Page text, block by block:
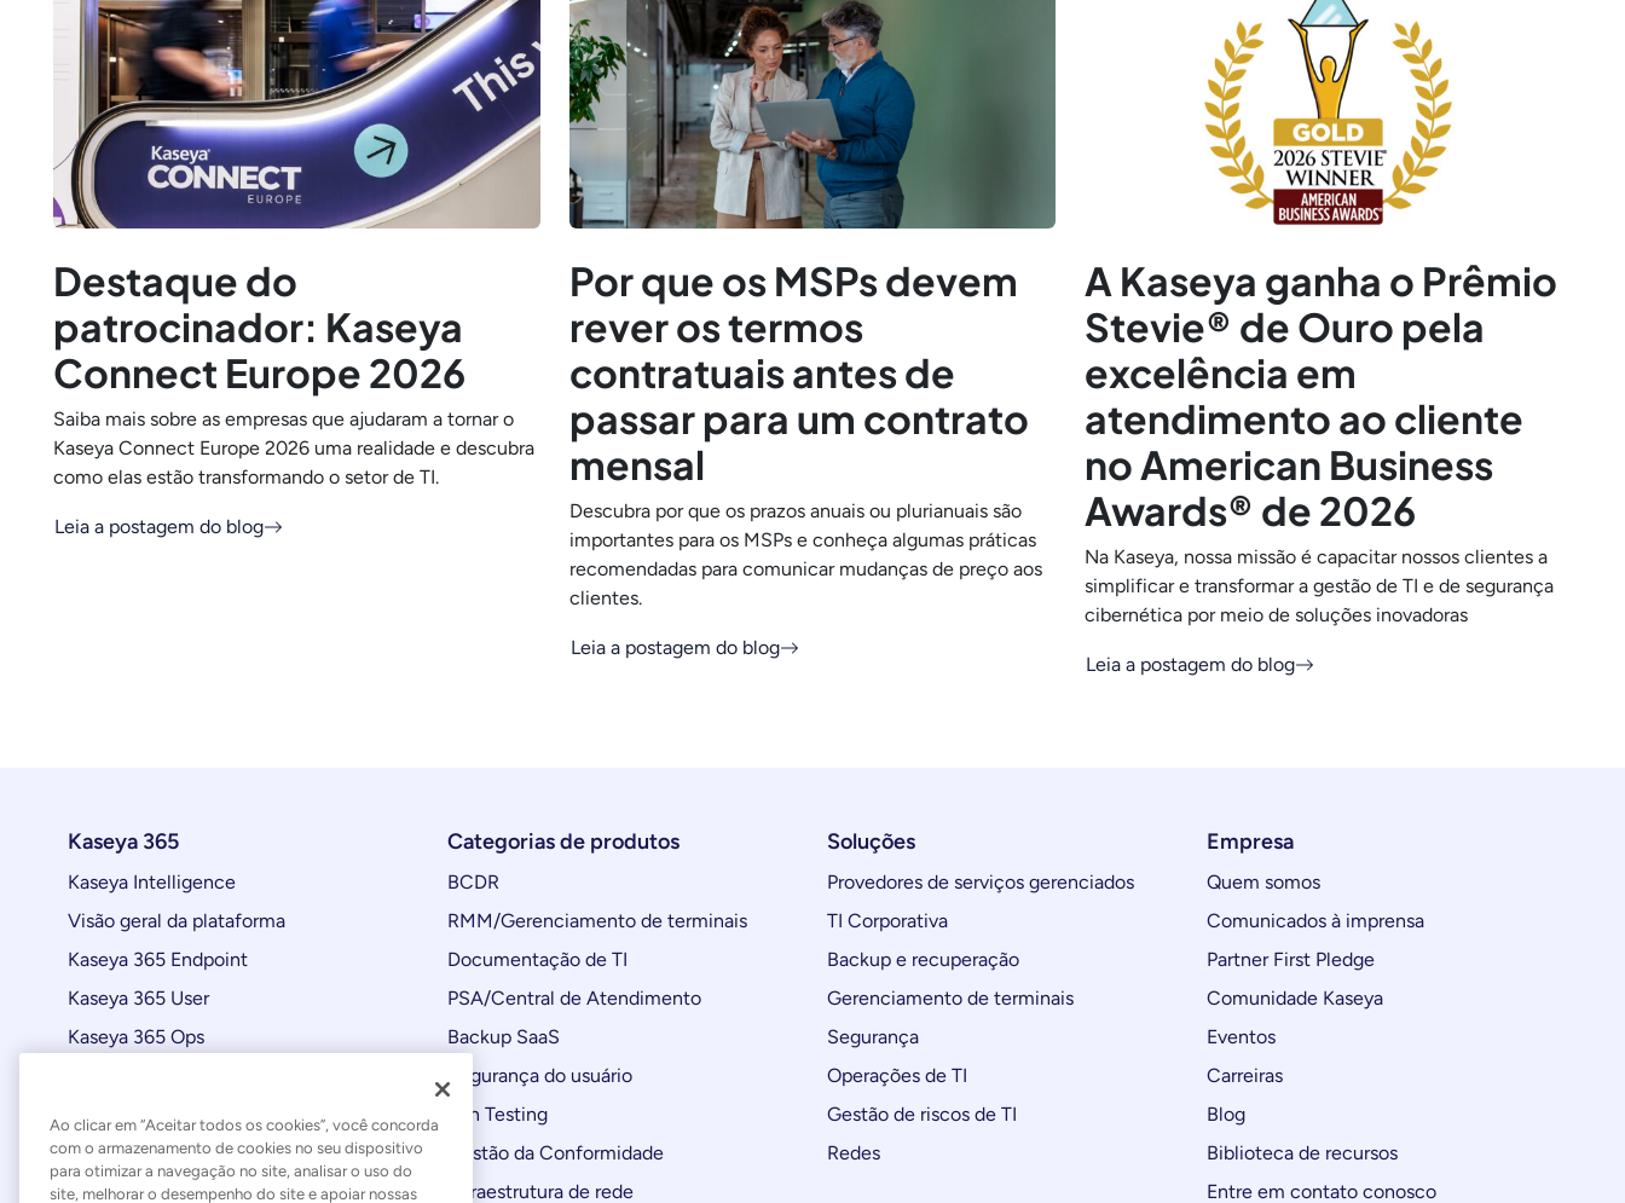
Destaque do
patrocinador: Kaseya
Connect Europe 2026
Saiba mais sobre as empresas que ajudaram a tornar o
Kaseya Connect Europe 2026 uma realidade e descubra
como elas estão transformando o setor de TI.
Leia a postagem do blog
Por que os MSPs devem
rever os termos
contratuais antes de
passar para um contrato
mensal
Descubra por que os prazos anuais ou plurianuais são
importantes para os MSPs e conheça algumas práticas
recomendadas para comunicar mudanças de preço aos
clientes.
Leia a postagem do blog
A Kaseya ganha o Prêmio
Stevie® de Ouro pela
excelência em
atendimento ao cliente
no American Business
Awards® de 2026
Na Kaseya, nossa missão é capacitar nossos clientes a
simplificar e transformar a gestão de TI e de segurança
cibernética por meio de soluções inovadoras
Leia a postagem do blog
Kaseya 365
Kaseya Intelligence
Visão geral da plataforma
Kaseya 365 Endpoint
Kaseya 365 User
Kaseya 365 Ops
Atualizações de produtos
Categorias de produtos
BCDR
RMM/Gerenciamento de terminais
Documentação de TI
PSA/Central de Atendimento
Backup SaaS
Segurança do usuário
Pen Testing
Gestão da Conformidade
Infraestrutura de rede
Soluções
Provedores de serviços gerenciados
TI Corporativa
Backup e recuperação
Gerenciamento de terminais
Segurança
Operações de TI
Gestão de riscos de TI
Redes
Empresa
Quem somos
Comunicados à imprensa
Partner First Pledge
Comunidade Kaseya
Eventos
Carreiras
Blog
Biblioteca de recursos
Entre em contato conosco
Ao clicar em “Aceitar todos os cookies”, você concorda
com o armazenamento de cookies no seu dispositivo
para otimizar a navegação no site, analisar o uso do
site, melhorar o desempenho do site e apoiar nossas